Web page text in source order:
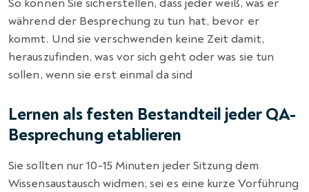
So können Sie sicherstellen, dass jeder weiß, was er
während der Besprechung zu tun hat, bevor er
kommt. Und sie verschwenden keine Zeit damit,
herauszufinden, was vor sich geht oder was sie tun
sollen, wenn sie erst einmal da sind
Lernen als festen Bestandteil jeder QA-
Besprechung etablieren
Sie sollten nur 10-15 Minuten jeder Sitzung dem
Wissensaustausch widmen; sei es eine kurze Vorführung